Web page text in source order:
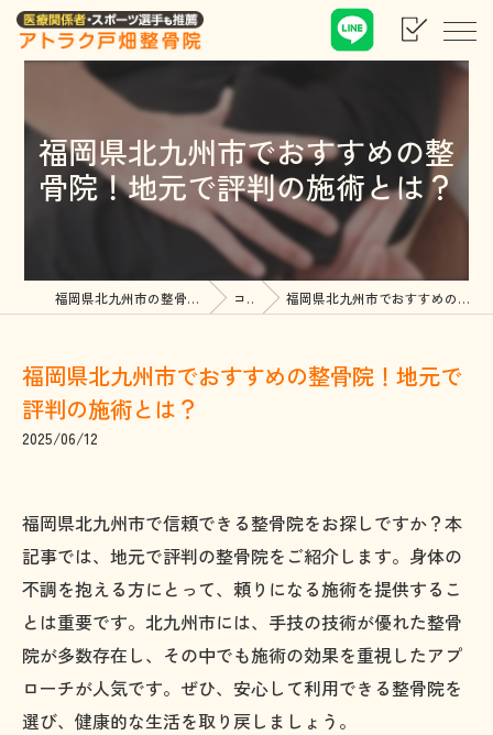
福岡県北九州市でおすすめの整
骨院！地元で評判の施術とは？
福岡県北九州市の整骨院ならアトラク戸畑整骨院 コラム 福岡県北九州市でおすすめの整骨院！地元で評判の施術とは？
福岡県北九州市でおすすめの整骨院！地元で
評判の施術とは？
2025/06/12
福岡県北九州市で信頼できる整骨院をお探しですか？本
記事では、地元で評判の整骨院をご紹介します。身体の
不調を抱える方にとって、頼りになる施術を提供するこ
とは重要です。北九州市には、手技の技術が優れた整骨
院が多数存在し、その中でも施術の効果を重視したアプ
ローチが人気です。ぜひ、安心して利用できる整骨院を
選び、健康的な生活を取り戻しましょう。